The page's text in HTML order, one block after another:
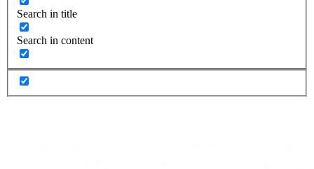
Search in title
Search in content